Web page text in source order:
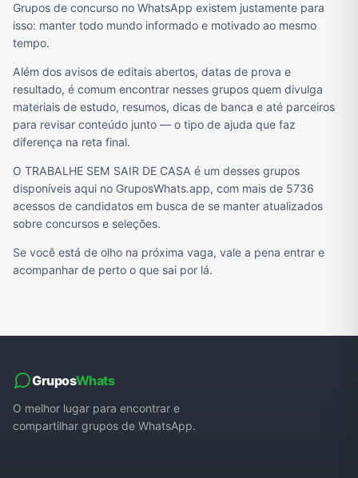
Grupos de concurso no WhatsApp existem justamente para
isso: manter todo mundo informado e motivado ao mesmo
tempo.
Além dos avisos de editais abertos, datas de prova e
resultado, é comum encontrar nesses grupos quem divulga
materiais de estudo, resumos, dicas de banca e até parceiros
para revisar conteúdo junto — o tipo de ajuda que faz
diferença na reta final.
O TRABALHE SEM SAIR DE CASA é um desses grupos
disponíveis aqui no GruposWhats.app, com mais de 5736
acessos de candidatos em busca de se manter atualizados
sobre concursos e seleções.
Se você está de olho na próxima vaga, vale a pena entrar e
acompanhar de perto o que sai por lá.
GruposWhats
O melhor lugar para encontrar e
compartilhar grupos de WhatsApp.